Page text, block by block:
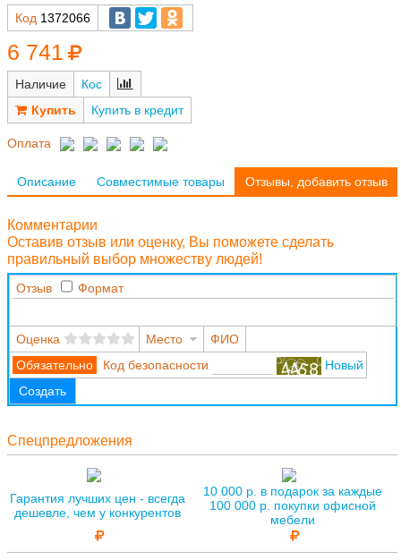
Код 1372066
6 741
Наличие
Кос
Купить в кредит
Оплата
Описание Совместимые товары Отзывы, добавить отзыв
Комментарии
Оставив отзыв или оценку, Вы поможете сделать
правильный выбор множеству людей!
Отзыв Формат
Оценка Место
ФИО
Код безопасности
Новый
Создать
Спецпредложения
Гарантия лучших цен - всегда
дешевле, чем у конкурентов
10 000 р. в подарок за каждые
100 000 р. покупки офисной
мебели